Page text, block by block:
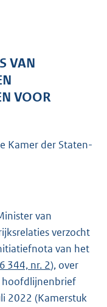
VAN
VOOR
Kamer der Staten-
van
verzocht
van het
344, nr. 2), over
hoofdlijnenbrief
2022 (Kamerstuk